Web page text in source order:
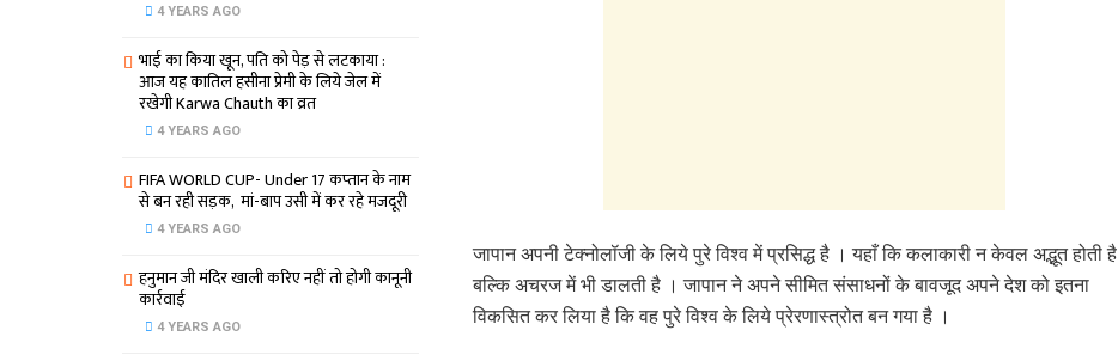
जापान अपनी टेक्‍नोलॉजी के लिये पुरे विश्‍व में प्रसिद्ध है । यहाँ कि कलाकारी न केवल अद्भूत होती है
बल्‍कि‍ अचरज में भी डालती है । जापान ने अपने सीमित संसाधनों के बावजूद अपने देश को इतना
विकसित कर लिया है कि वह पुरे विश्‍व के लिये प्रेरणास्‍त्रोत बन गया है ।
4 YEARS AGO
भाई का किया खून, पति को पेड़ से लटकाया :
आज यह कातिल हसीना प्रेमी के लिये जेल में
रखेगी Karwa Chauth का व्रत
4 YEARS AGO
FIFA WORLD CUP- Under 17 कप्‍तान के नाम
से बन रही सड़क, मां-बाप उसी में कर रहे मजदूरी
4 YEARS AGO
हनुमान जी मंदिर खाली करिए नहीं तो होगी कानूनी
कार्रवाई
4 YEARS AGO